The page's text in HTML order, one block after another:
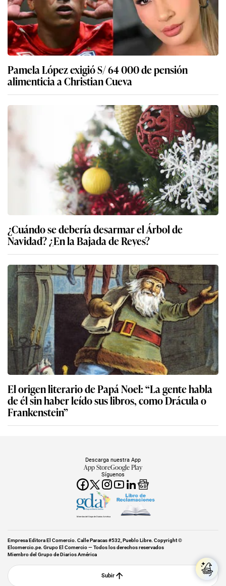
Pamela López exigió S/ 64 000 de pensión
alimenticia a Christian Cueva
¿Cuándo se debería desarmar el Árbol de
Navidad? ¿En la Bajada de Reyes?
El origen literario de Papá Noel: “La gente habla
de él sin haber leído sus libros, como Drácula o
Frankenstein”
Síguenos
Descarga nuestra App
App StoreGoogle Play
Miembro del Grupo de Diarios América
Empresa Editora El Comercio. Calle Paracas #532, Pueblo Libre. Copyright ©
Elcomercio.pe. Grupo El Comercio — Todos los derechos reservados
Miembro del Grupo de Diarios América
Subir